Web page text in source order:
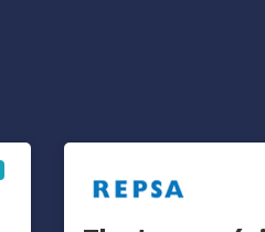
Vendedor/a